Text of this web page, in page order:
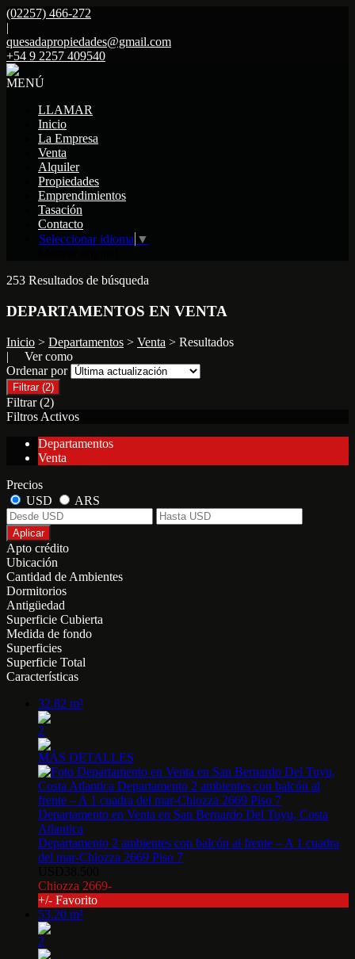
(02257) 466-272
|
quesadapropiedades@gmail.com
+54 9 2257 409540
MENÚ
LLAMAR
Inicio
La Empresa
Venta
Alquiler
Propiedades
Emprendimientos
Tasación
Contacto
Seleccionar idioma ▼
253 Resultados de búsqueda
DEPARTAMENTOS EN VENTA
Inicio > Departamentos > Venta > Resultados
| Ver como
Ordenar por
Filtrar (2)
Filtrar (2)
Filtros Activos
Departamentos
Venta
Precios
USD
ARS
Aplicar
Apto crédito
Ubicación
Cantidad de Ambientes
Dormitorios
Antigüedad
Superficie Cubierta
Medida de fondo
Superficies
Superficie Total
Características
32.82 m²
2
MÁS DETALLES
Departamento en Venta en San Bernardo Del Tuyu, Costa
Atlantica
Departamento 2 ambientes con balcón al frente – A 1 cuadra
del mar-Chiozza 2669 Piso 7
Chiozza 2669-
+/- Favorito
53.20 m²
2